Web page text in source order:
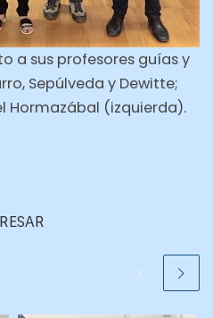
a sus profesores guías y
Sepúlveda y Dewitte;
Hormazábal (izquierda).